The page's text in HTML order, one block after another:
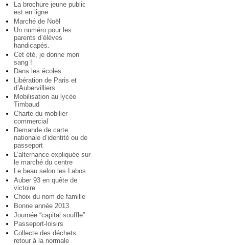
La brochure jeune public
est en ligne
Marché de Noël
Un numéro pour les
parents d’élèves
handicapés.
Cet été, je donne mon
sang !
Dans les écoles
Libération de Paris et
d’Aubervilliers
Mobilisation au lycée
Timbaud
Charte du mobilier
commercial
Demande de carte
nationale d’identité ou de
passeport
L’alternance expliquée sur
le marché du centre
Le beau selon les Labos
Auber 93 en quête de
victoire
Choix du nom de famille
Bonne année 2013
Journée “capital souffle”
Passeport-loisirs
Collecte des déchets :
retour à la normale